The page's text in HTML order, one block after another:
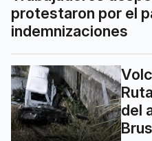
protestaron por el
indemnizaciones
del